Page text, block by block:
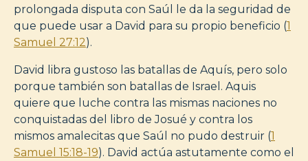
prolongada disputa con Saúl le da la seguridad de
que puede usar a David para su propio beneficio (1
Samuel 27:12).
David libra gustoso las batallas de Aquís, pero solo
porque también son batallas de Israel. Aquis
quiere que luche contra las mismas naciones no
conquistadas del libro de Josué y contra los
mismos amalecitas que Saúl no pudo destruir (1
Samuel 15:18-19). David actúa astutamente como el